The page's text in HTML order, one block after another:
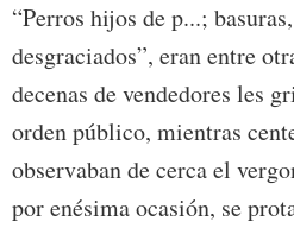
“Perros hijos de p...;
desgraciados”, eran entre
decenas de vendedores les
orden público, mientras
observaban de cerca el
por enésima ocasión, se